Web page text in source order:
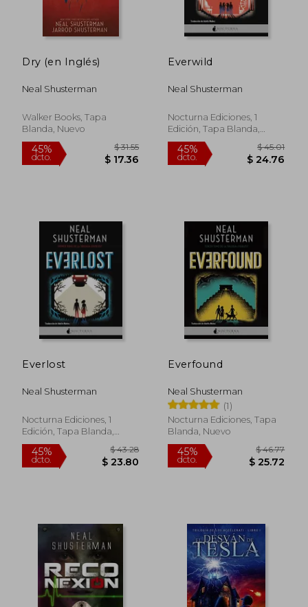
Dry (en Inglés)
Neal Shusterman
Walker Books, Tapa
Blanda, Nuevo
45%
dcto.
Everwild
Neal Shusterman
Nocturna Ediciones, 1
Edición, Tapa Blanda,
Nuevo
45%
dcto.
Everlost
Neal Shusterman
Nocturna Ediciones, 1
Edición, Tapa Blanda,
Nuevo
Everfound
Neal Shusterman
(1)
Nocturna Ediciones, Tapa
Blanda, Nuevo